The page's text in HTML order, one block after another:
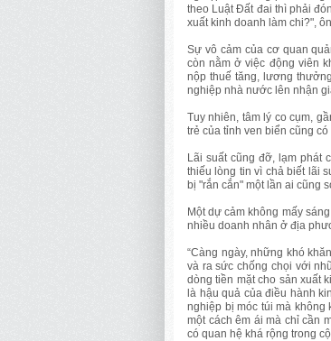
theo Luật Đất đai thì phải
xuất kinh doanh làm chi?",
Sự vô cảm của cơ quan
còn nằm ở việc động viên
nộp thuế tăng, lương
nghiệp nhà nước lên nhận
Tuy nhiên, tâm lý co cụm,
trẻ của tỉnh ven biển cũng
Lãi suất cũng đỡ, lạm phát
thiếu lòng tin vì chả biết lãi
bị "rắn cắn" một lần ai cũng
Một dự cảm không mấy
nhiều doanh nhân ở địa
“Càng ngày, những khó
và ra sức chống chọi với
dòng tiền mặt cho sản xuất
là hậu quả của điều hành
nghiệp bị móc túi mà
một cách êm ái mà chỉ cần
có quan hệ khá rộng trong